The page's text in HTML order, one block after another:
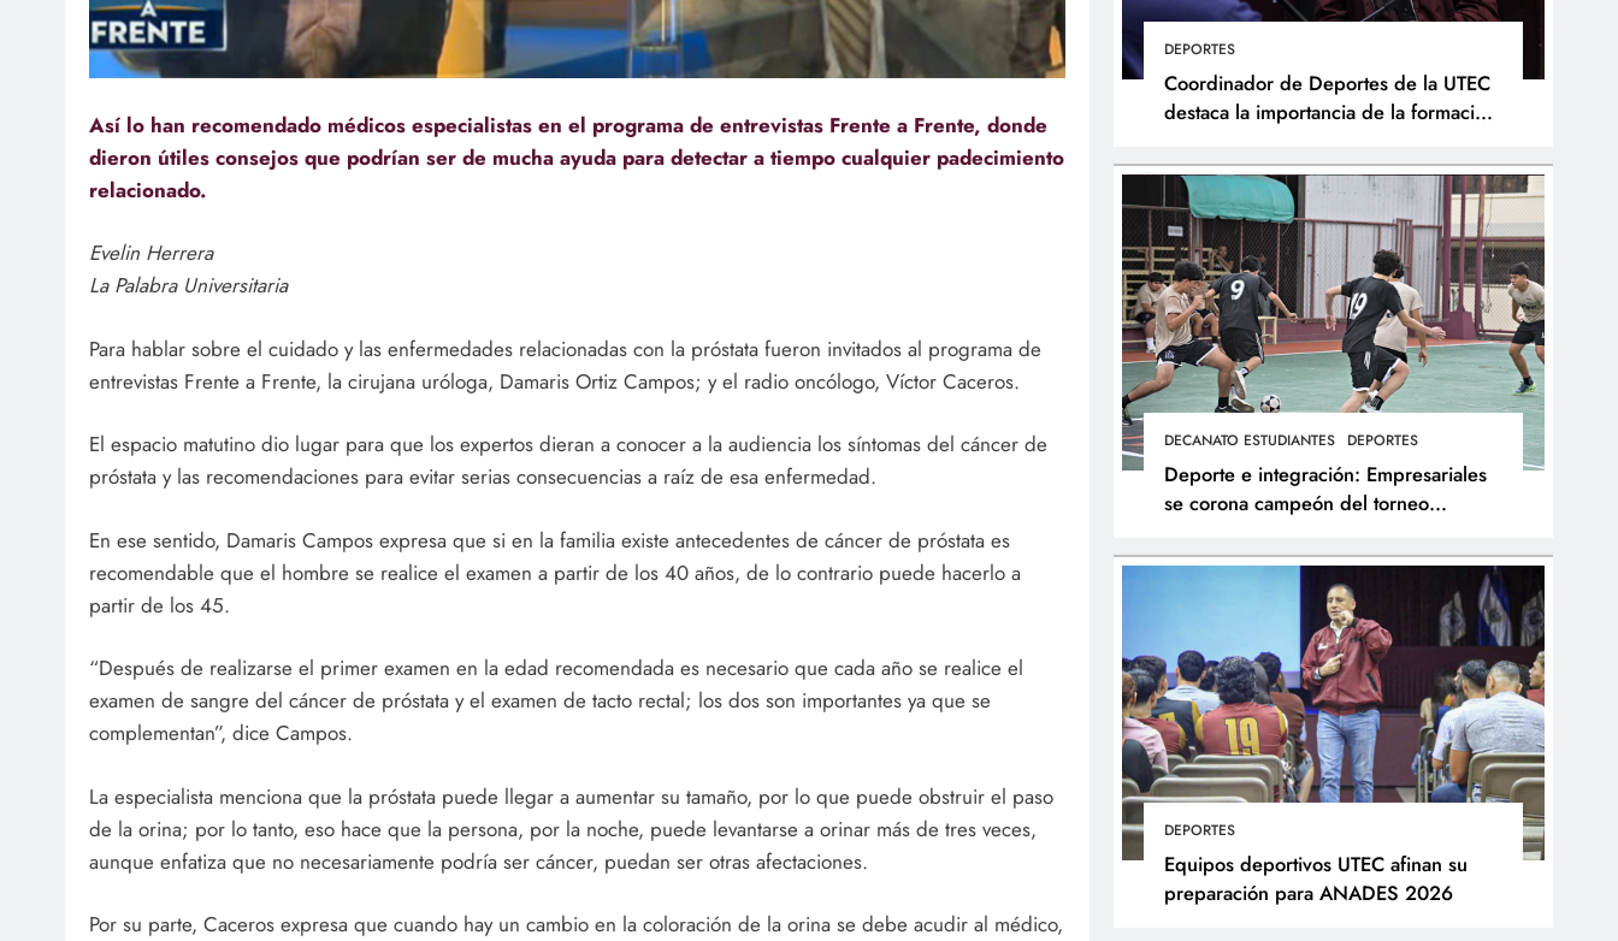
Así lo han recomendado médicos especialistas en el programa de entrevistas Frente a Frente, donde
dieron útiles consejos que podrían ser de mucha ayuda para detectar a tiempo cualquier padecimiento
relacionado.
Evelin Herrera
La Palabra Universitaria
Para hablar sobre el cuidado y las enfermedades relacionadas con la próstata fueron invitados al programa de
entrevistas Frente a Frente, la cirujana uróloga, Damaris Ortiz Campos; y el radio oncólogo, Víctor Caceros.
El espacio matutino dio lugar para que los expertos dieran a conocer a la audiencia los síntomas del cáncer de
próstata y las recomendaciones para evitar serias consecuencias a raíz de esa enfermedad.
En ese sentido, Damaris Campos expresa que si en la familia existe antecedentes de cáncer de próstata es
recomendable que el hombre se realice el examen a partir de los 40 años, de lo contrario puede hacerlo a
partir de los 45.
“Después de realizarse el primer examen en la edad recomendada es necesario que cada año se realice el
examen de sangre del cáncer de próstata y el examen de tacto rectal; los dos son importantes ya que se
complementan”, dice Campos.
La especialista menciona que la próstata puede llegar a aumentar su tamaño, por lo que puede obstruir el paso
de la orina; por lo tanto, eso hace que la persona, por la noche, puede levantarse a orinar más de tres veces,
aunque enfatiza que no necesariamente podría ser cáncer, puedan ser otras afectaciones.
Por su parte, Caceros expresa que cuando hay un cambio en la coloración de la orina se debe acudir al médico,
DEPORTES
Coordinador de Deportes de la UTEC
destaca la importancia de la formación
DECANATO ESTUDIANTES DEPORTES
Deporte e integración: Empresariales
se corona campeón del torneo
DEPORTES
Equipos deportivos UTEC afinan su
preparación para ANADES 2026